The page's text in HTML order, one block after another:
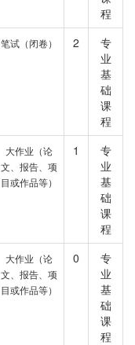
程
笔试（闭卷） 2
专
业
基
础
课
程
大作业（论
文、报告、项
目或作品等）
1
专
业
基
础
课
程
大作业（论
文、报告、项
目或作品等）
0
专
业
基
础
课
程